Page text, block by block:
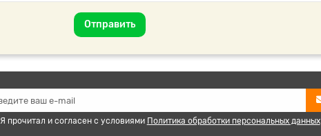
Отправить
Я прочитал и согласен с условиями Политика обработки персональных данных